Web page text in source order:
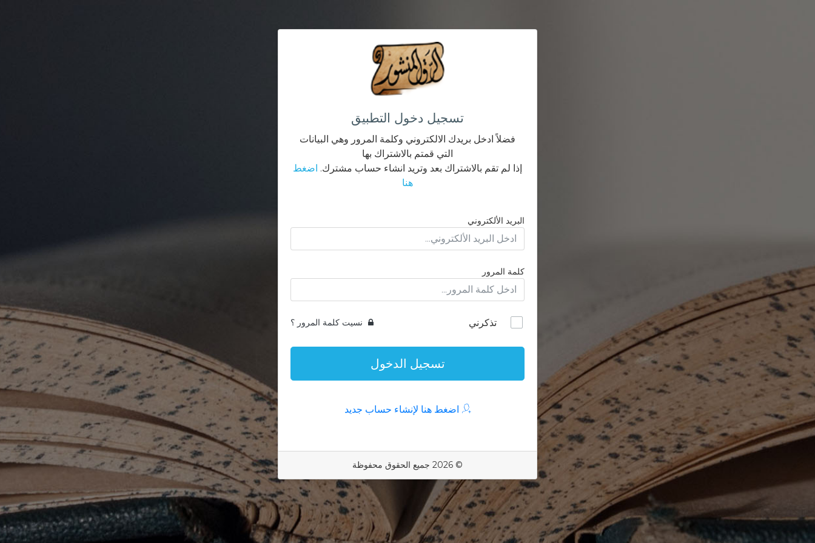
تسجيل دخول التطبيق
فضلاً ادخل بريدك الالكتروني وكلمة المرور وهي البيانات
التي قمتم بالاشتراك بها
إذا لم تقم بالاشتراك بعد وتريد انشاء حساب مشترك. اضغط
هنا
البريد الألكتروني
كلمة المرور
تذكرني نسيت كلمة المرور ؟
تسجيل الدخول
اضغط هنا لإنشاء حساب جديد
© 2026 جميع الحقوق محفوظة